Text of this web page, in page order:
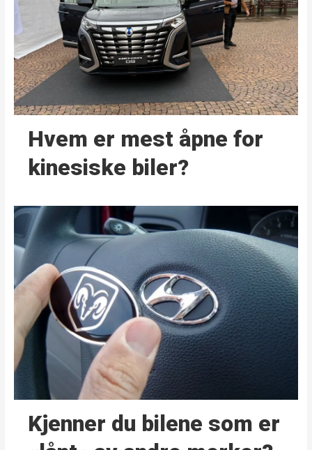
Hvem er mest åpne for
kinesiske biler?
Kjenner du bilene som er